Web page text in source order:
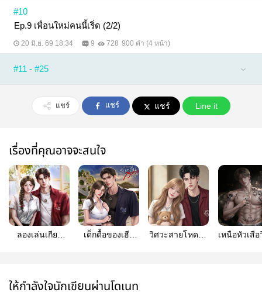
#10
Ep.9 เพื่อนใหม่คนนี้เริ่ด (2/2)
20 มิ.ย. 69 18:34 9 728 900 คำ (4 หน้า)
#11 - #25
แชร์ แชร์ แชร์ Line it
เรื่องที่คุณอาจจะสนใจ
ลองเล่นเกียร์
เด็กดื้อของเฮีย
วิศวะสายโหดกับ
เหนือหัวเสื
ให้กำลังใจนักเขียนผ่านโดเนท